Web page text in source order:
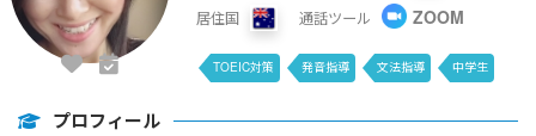
居住国
通話ツール ZOOM
TOEIC対策 発音指導 文法指導 中学生
プロフィール